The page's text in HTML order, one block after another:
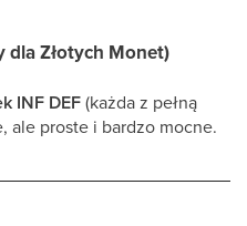
dla Złotych Monet)
INF DEF(każda z pełną
ale proste i bardzo mocne.